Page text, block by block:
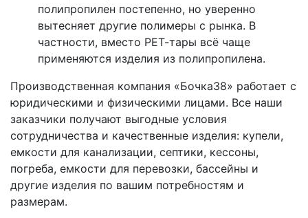
полипропилен постепенно, но уверенно
вытесняет другие полимеры с рынка. В
частности, вместо РЕТ-тары всё чаще
применяются изделия из полипропилена.
Производственная компания «Бочка38» работает с
юридическими и физическими лицами. Все наши
заказчики получают выгодные условия
сотрудничества и качественные изделия: купели,
емкости для канализации, септики, кессоны,
погреба, емкости для перевозки, бассейны и
другие изделия по вашим потребностям и
размерам.